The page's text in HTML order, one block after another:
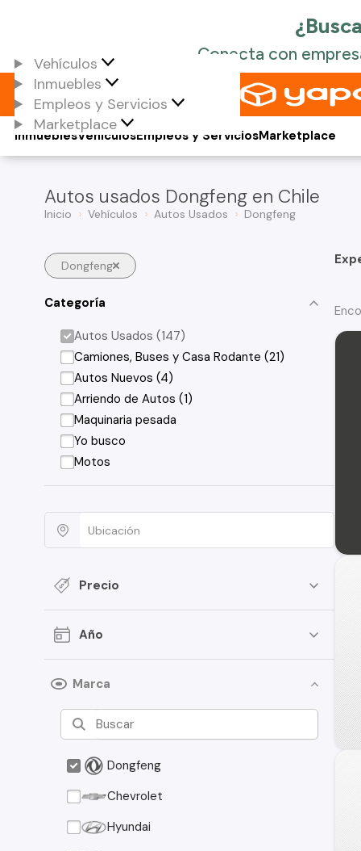
Vehículos
Inmuebles
Empleos y Servicios
Marketplace
Vehículos
Inmuebles Empleos y ServiciosMarketplace
Autos usados Dongfeng en Chile
Inicio Vehículos Autos Usados Dongfeng
Dongfeng
Categoría
Autos Usados (147)
Camiones, Buses y Casa Rodante (21)
Autos Nuevos (4)
Arriendo de Autos (1)
Maquinaria pesada
Yo busco
Motos
Precio
Año
Marca
Dongfeng
Chevrolet
Hyundai